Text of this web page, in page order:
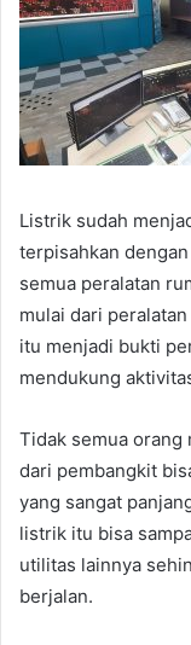
Listrik sudah
terpisahkan
semua peralatan
mulai dari
itu menjadi bukti
mendukung
Tidak semua
dari pembangkit
yang sangat
listrik itu bisa
utilitas lainnya
berjalan.